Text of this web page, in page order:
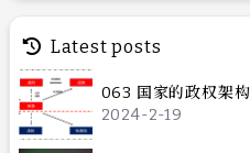
Latest posts
063 国家的政权架构
2024-2-19